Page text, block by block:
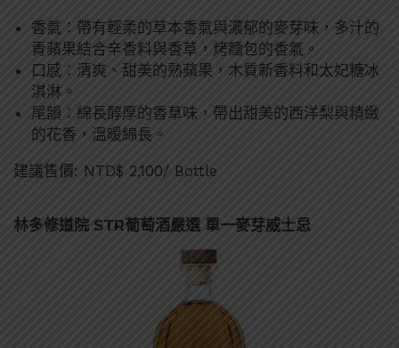
香氣：帶有輕柔的草本香氣與濃郁的麥芽味，多汁的
青蘋果結合辛香料與香草，烤麵包的香氣。
口感：清爽、甜美的熟蘋果，木質新香料和太妃糖冰
淇淋。
尾韻：綿長醇厚的香草味，帶出甜美的西洋梨與精緻
的花香，溫暖綿長。
建議售價: NTD$ 2,100/ Bottle
林多修道院 STR葡萄酒嚴選 單一麥芽威士忌